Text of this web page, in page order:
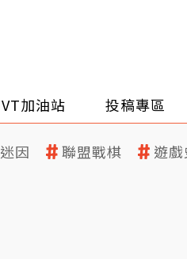
VT加油站 投稿專區
因 聯盟戰棋 遊